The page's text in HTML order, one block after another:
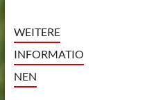
WEITERE
INFORMATIO
NEN